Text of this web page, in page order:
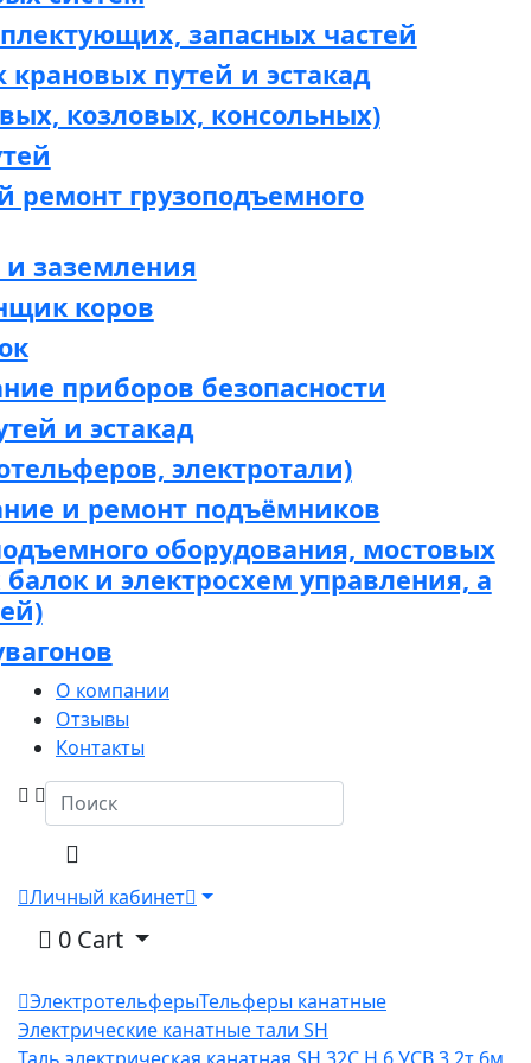
запасных частей
путей и эстакад
козловых, консольных)
грузоподъемного
заземления
коров
приборов безопасности
и эстакад
электротали)
и ремонт подъёмников
оборудования, мостовых
и электросхем управления, а
О компании
Отзывы
Контакты
Личный кабинет
0 Cart
ЭлектротельферыТельферы канатные
Электрические канатные тали SH